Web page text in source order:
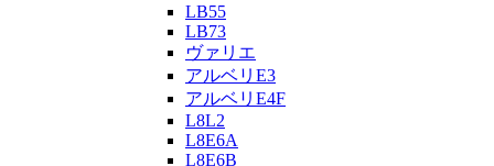
LB55
LB73
ヴァリエ
アルベリE3
アルベリE4F
L8L2
L8E6A
L8E6B